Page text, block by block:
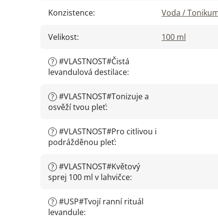
Konzistence: Voda /
Velikost: 100 ml
? #VLASTNOST#Čistá
levandulová destilace:
? #VLASTNOST#Tonizuje a
osvěží tvou pleť:
? #VLASTNOST#Pro citlivou i
podrážděnou pleť:
? #VLASTNOST#Květový
sprej 100 ml v lahvičce:
? #USP#Tvojí ranní rituál
levandule: